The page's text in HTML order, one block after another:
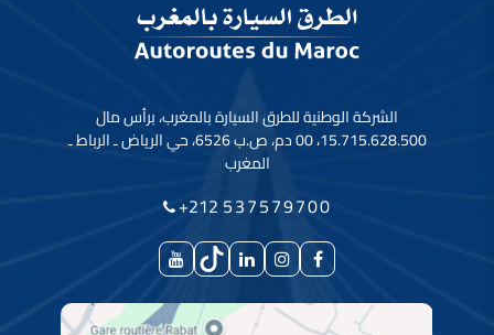
الشركة الوطنية للطرق السيارة بالمغرب، برأس مال
15.715.628.500، 00 دم، ص.ب 6526، حي الرياض ـ الرباط ـ
المغرب
+212 537579700